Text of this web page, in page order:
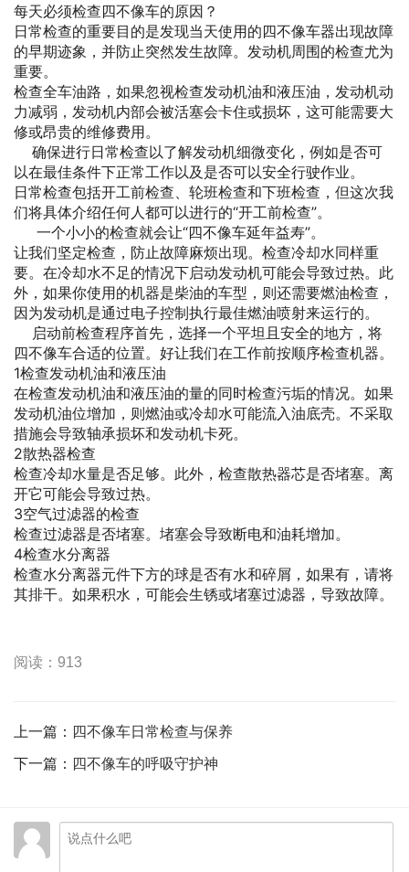
每天必须检查四不像车的原因？
日常检查的重要目的是发现当天使用的四不像车器出现故障
的早期迹象，并防止突然发生故障。发动机周围的检查尤为
重要。
检查全车油路，如果忽视检查发动机油和液压油，发动机动
力减弱，发动机内部会被活塞会卡住或损坏，这可能需要大
修或昂贵的维修费用。
确保进行日常检查以了解发动机细微变化，例如是否可
以在最佳条件下正常工作以及是否可以安全行驶作业。
日常检查包括开工前检查、轮班检查和下班检查，但这次我
们将具体介绍任何人都可以进行的“开工前检查”。
一个小小的检查就会让“四不像车延年益寿”。
让我们坚定检查，防止故障麻烦出现。检查冷却水同样重
要。在冷却水不足的情况下启动发动机可能会导致过热。此
外，如果你使用的机器是柴油的车型，则还需要燃油检查，
因为发动机是通过电子控制执行最佳燃油喷射来运行的。
启动前检查程序首先，选择一个平坦且安全的地方，将
四不像车合适的位置。好让我们在工作前按顺序检查机器。
1检查发动机油和液压油
在检查发动机油和液压油的量的同时检查污垢的情况。如果
发动机油位增加，则燃油或冷却水可能流入油底壳。不采取
措施会导致轴承损坏和发动机卡死。
2散热器检查
检查冷却水量是否足够。此外，检查散热器芯是否堵塞。离
开它可能会导致过热。
3空气过滤器的检查
检查过滤器是否堵塞。堵塞会导致断电和油耗增加。
4检查水分离器
检查水分离器元件下方的球是否有水和碎屑，如果有，请将
其排干。如果积水，可能会生锈或堵塞过滤器，导致故障。
阅读：913
上一篇： 四不像车日常检查与保养
下一篇： 四不像车的呼吸守护神